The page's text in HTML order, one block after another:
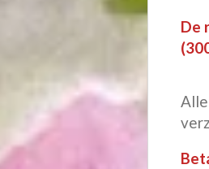
De